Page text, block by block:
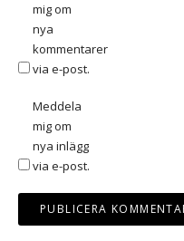
mig om
nya
kommentarer
via e-post.
Meddela
mig om
nya inlägg
via e-post.